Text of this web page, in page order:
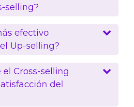
selling?
efectivo
Up-selling?
Cross-selling
del